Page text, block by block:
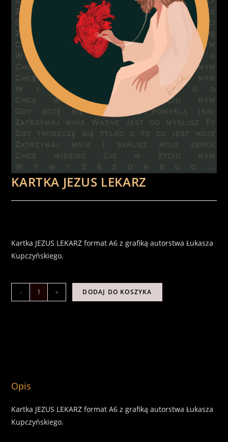
KARTKA JEZUS LEKARZ
Kartka JEZUS LEKARZ format A6 z grafiką autorstwa Łukasza
Kupczyńskiego.
- + DODAJ DO KOSZYKA
Opis
Kartka JEZUS LEKARZ format A6 z grafiką autorstwa Łukasza
Kupczyńskiego.